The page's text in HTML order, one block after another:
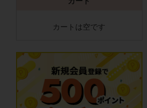
カートは空です